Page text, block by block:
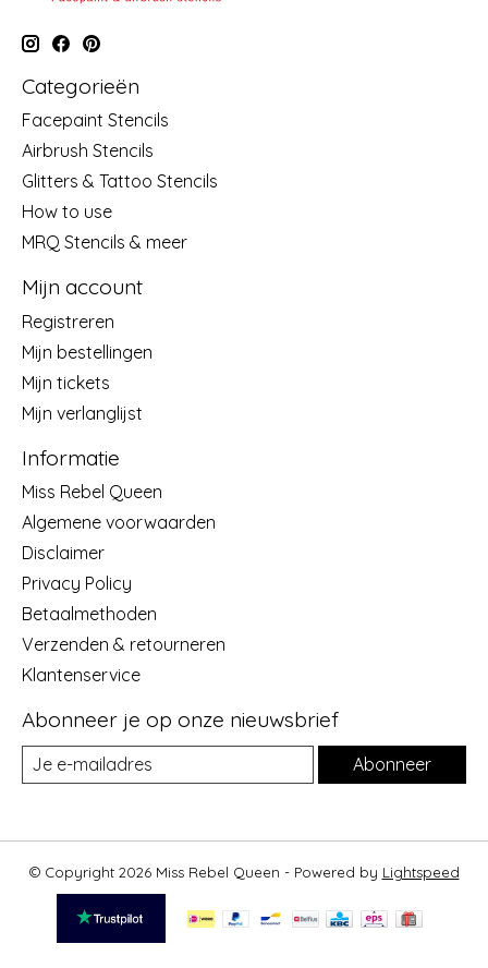
Categorieën
Facepaint Stencils
Airbrush Stencils
Glitters & Tattoo Stencils
How to use
MRQ Stencils & meer
Mijn account
Registreren
Mijn bestellingen
Mijn tickets
Mijn verlanglijst
Informatie
Miss Rebel Queen
Algemene voorwaarden
Disclaimer
Privacy Policy
Betaalmethoden
Verzenden & retourneren
Klantenservice
Abonneer je op onze nieuwsbrief
Abonneer
© Copyright 2026 Miss Rebel Queen - Powered by Lightspeed